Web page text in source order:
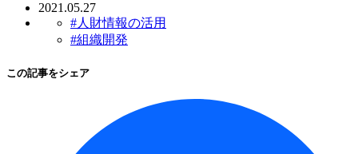
2021.05.27
#人財情報の活用
#組織開発
この記事をシェア